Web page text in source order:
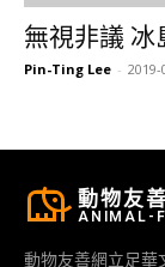
無視非議 冰
Pin-Ting Lee - 2019-
動物友
ANIMAL-
動物友善網立足華